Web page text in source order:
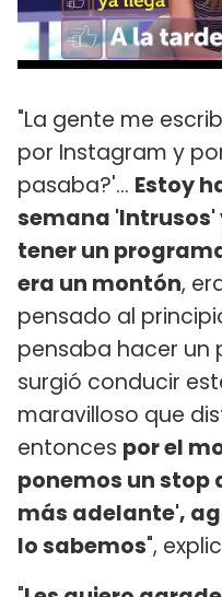
"La gente me
por Instagram y
pasaba?'... Estoy
semana 'Intrusos'
tener un
era un montón,
pensado al
pensaba hacer un
surgió conducir
maravilloso que
entonces por el
ponemos un stop
más adelante',
lo sabemos",